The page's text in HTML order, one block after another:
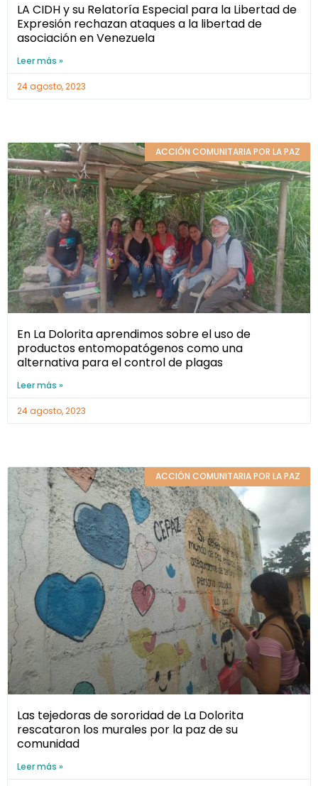
LA CIDH y su Relatoría Especial para la Libertad de
Expresión rechazan ataques a la libertad de
asociación en Venezuela
Leer más »
24 agosto, 2023
ACCIÓN COMUNITARIA POR LA PAZ
En La Dolorita aprendimos sobre el uso de
productos entomopatógenos como una
alternativa para el control de plagas
Leer más »
24 agosto, 2023
ACCIÓN COMUNITARIA POR LA PAZ
Las tejedoras de sororidad de La Dolorita
rescataron los murales por la paz de su
comunidad
Leer más »